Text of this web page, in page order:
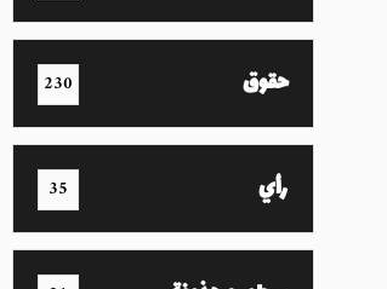
حقوق 230
رأي 35